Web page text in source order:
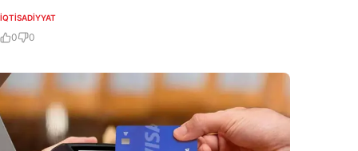
İQTISADIYYAT
0 0